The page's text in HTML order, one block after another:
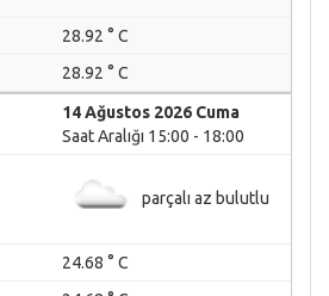
28.92 ° C
28.92 ° C
14 Ağustos 2026 Cuma
Saat Aralığı 15:00 - 18:00
parçalı az bulutlu
24.68 ° C